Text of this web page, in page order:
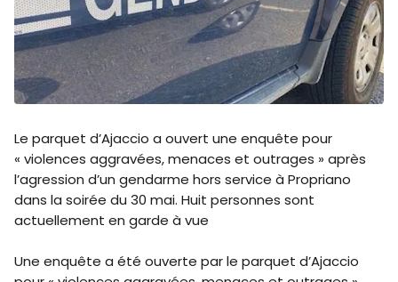
Le parquet d’Ajaccio a ouvert une enquête pour
« violences aggravées, menaces et outrages » après
l’agression d’un gendarme hors service à Propriano
dans la soirée du 30 mai. Huit personnes sont
actuellement en garde à vue
Une enquête a été ouverte par le parquet d’Ajaccio